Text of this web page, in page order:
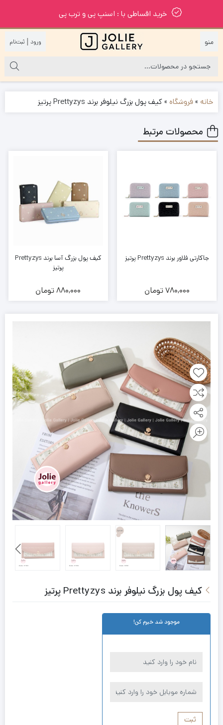
خرید اقساطی با : اسنپ پی و ترب پی
|
خانه »فروشگاه »کیف پول بزرگ نیلوفر برند Prettyzys پرتیز
محصولات مرتبط
جاکارتی فلاور برند Prettyzys پرتیز
780,000تومان
کیف پول بزرگ آسا برند Prettyzys
پرتیز
880,000تومان
کیف پول بزرگ نیلوفر برند Prettyzys پرتیز
موجود شد خبرم کن!
ثبت